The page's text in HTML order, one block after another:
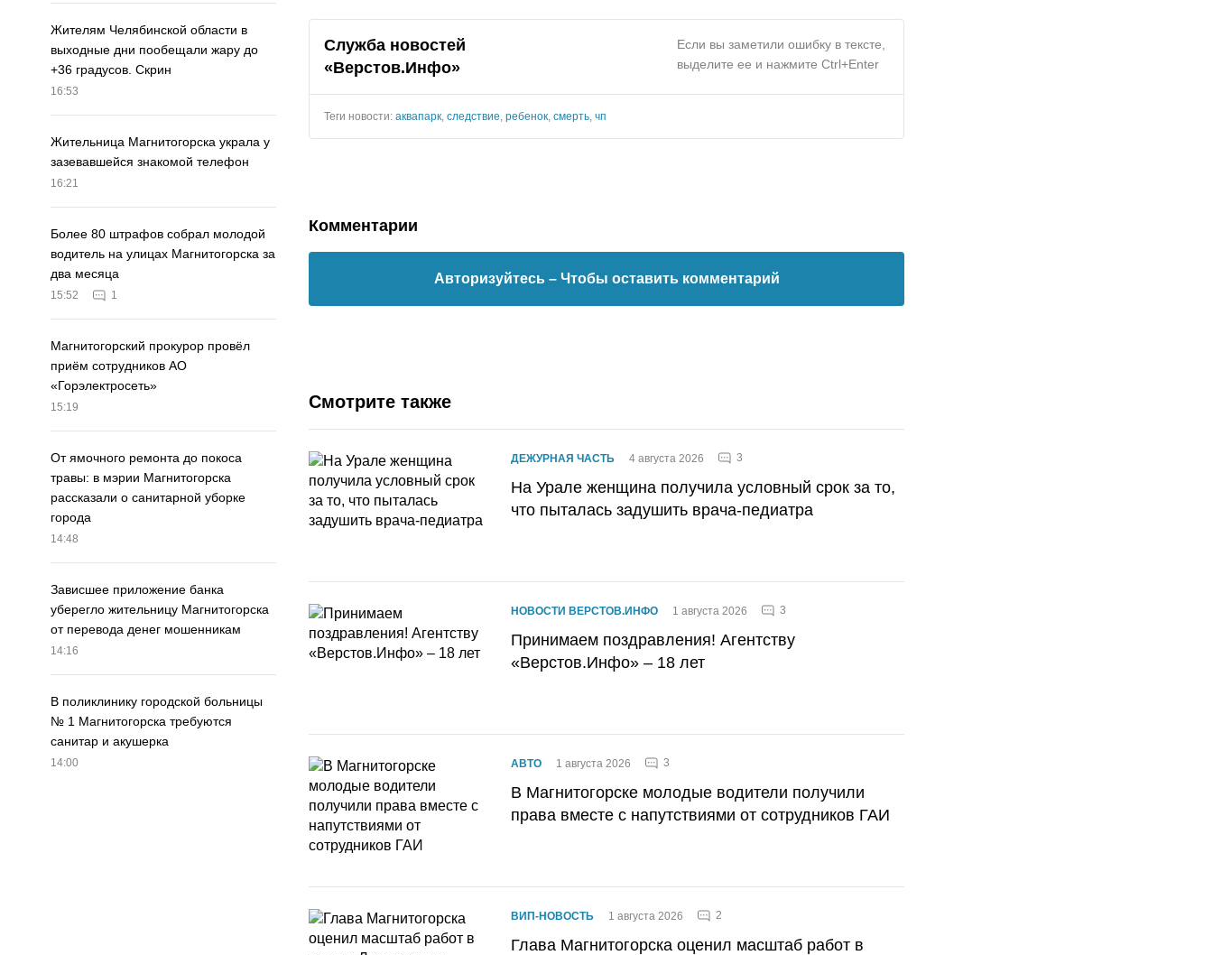
Жителям Челябинской области в
выходные дни пообещали жару до
+36 градусов. Скрин
16:53
Жительница Магнитогорска украла у
зазевавшейся знакомой телефон
16:21
Более 80 штрафов собрал молодой
водитель на улицах Магнитогорска за
два месяца
15:52 1
Магнитогорский прокурор провёл
приём сотрудников АО
«Горэлектросеть»
15:19
От ямочного ремонта до покоса
травы: в мэрии Магнитогорска
рассказали о санитарной уборке
города
14:48
Зависшее приложение банка
уберегло жительницу Магнитогорска
от перевода денег мошенникам
14:16
В поликлинику городской больницы
№ 1 Магнитогорска требуются
санитар и акушерка
14:00
Служба новостей
«Верстов.Инфо»
Если вы заметили ошибку в тексте,
выделите ее и нажмите Ctrl+Enter
Теги новости: аквапарк следствие ребенок смерть чп
Комментарии
Авторизуйтесь – Чтобы оставить комментарий
Смотрите также
ДЕЖУРНАЯ ЧАСТЬ 4 августа 2026 3
На Урале женщина получила условный срок за то,
что пыталась задушить врача-педиатра
НОВОСТИ ВЕРСТОВ.ИНФО 1 августа 2026 3
Принимаем поздравления! Агентству
«Верстов.Инфо» – 18 лет
АВТО 1 августа 2026 3
В Магнитогорске молодые водители получили
права вместе с напутствиями от сотрудников ГАИ
ВИП-НОВОСТЬ 1 августа 2026 2
Глава Магнитогорска оценил масштаб работ в